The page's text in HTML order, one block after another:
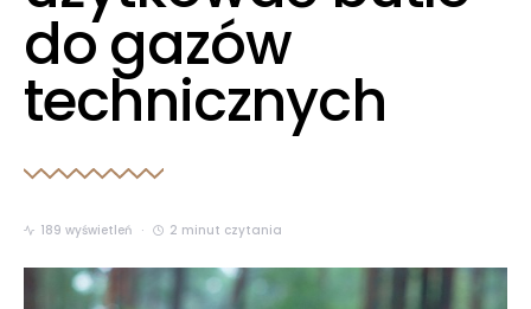
do gazów
technicznych
189 wyświetleń 2 minut czytania